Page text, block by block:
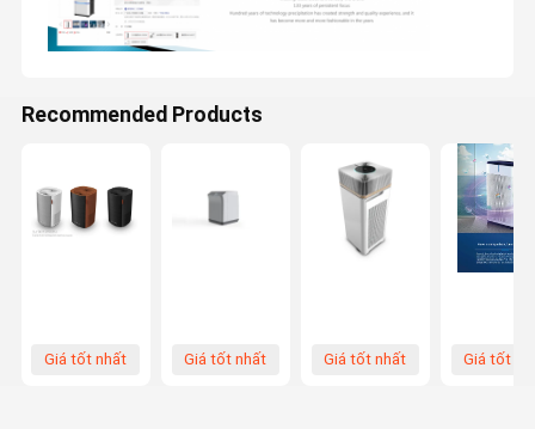
Recommended Products
Giá tốt nhất Giá tốt nhất Giá tốt nhất Giá tốt